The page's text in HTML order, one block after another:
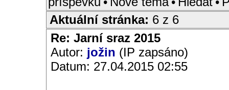
Aktuální stránka: 6 z 6
Re: Jarní sraz 2015
Autor: jožin (IP zapsáno)
Datum: 27.04.2015 02:55